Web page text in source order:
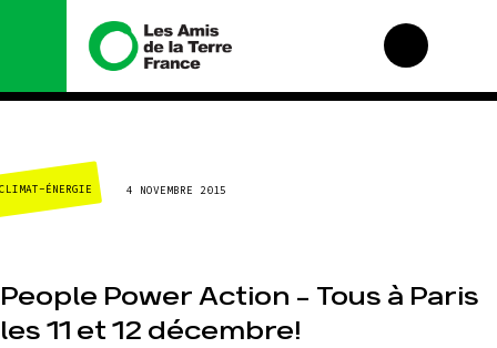
Nous connaître
Histoire
Valeurs
Équipes et
Mode : une tendance
destructrice
CLIMAT-ÉNERGIE 4 NOVEMBRE 2015
People Power Action – Tous à Paris
les 11 et 12 décembre!